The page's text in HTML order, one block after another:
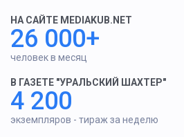
НА САЙТЕ MEDIAKUB.NET
26 000+
человек в месяц
В ГАЗЕТЕ "УРАЛЬСКИЙ ШАХТЕР"
4 200
экземпляров - тираж за неделю